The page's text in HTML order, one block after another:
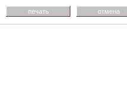
печать отмена